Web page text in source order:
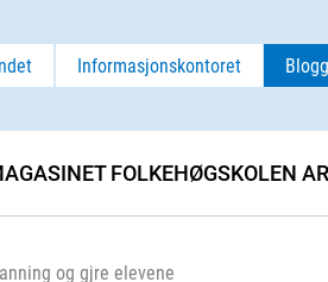
Informasjonskontoret
og gjre elevene
FOLKEHØGSKOLEN